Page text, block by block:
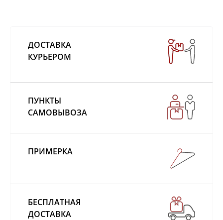
ДОСТАВКА
КУРЬЕРОМ
ПУНКТЫ
САМОВЫВОЗА
ПРИМЕРКА
БЕСПЛАТНАЯ
ДОСТАВКА